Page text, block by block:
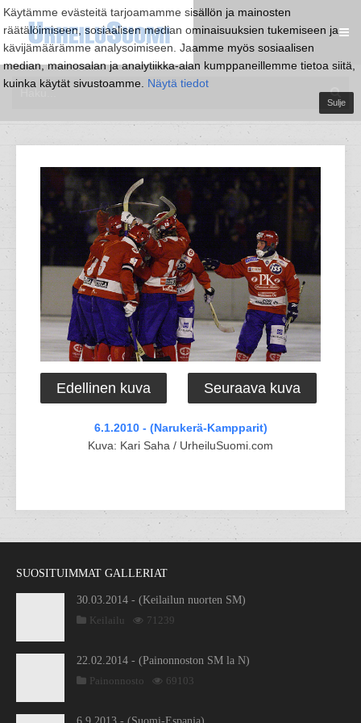
Käytämme evästeitä tarjoamamme sisällön ja mainosten
räätälöimiseen, sosiaalisen median ominaisuuksien tukemiseen ja
kävijämäärämme analysoimiseen. Jaamme myös sosiaalisen
median, mainosalan ja analytiikka-alan kumppaneillemme tietoa siitä,
kuinka käytät sivustoamme. Näytä tiedot
Sulje
Edellinen kuva Seuraava kuva
6.1.2010 - (Narukerä-Kampparit)
Kuva: Kari Saha / UrheiluSuomi.com
SUOSITUIMMAT GALLERIAT
30.03.2014 - (Keilailun nuorten SM)
Keilailu
71239
22.02.2014 - (Painonnoston SM la N)
Painonnosto
69103